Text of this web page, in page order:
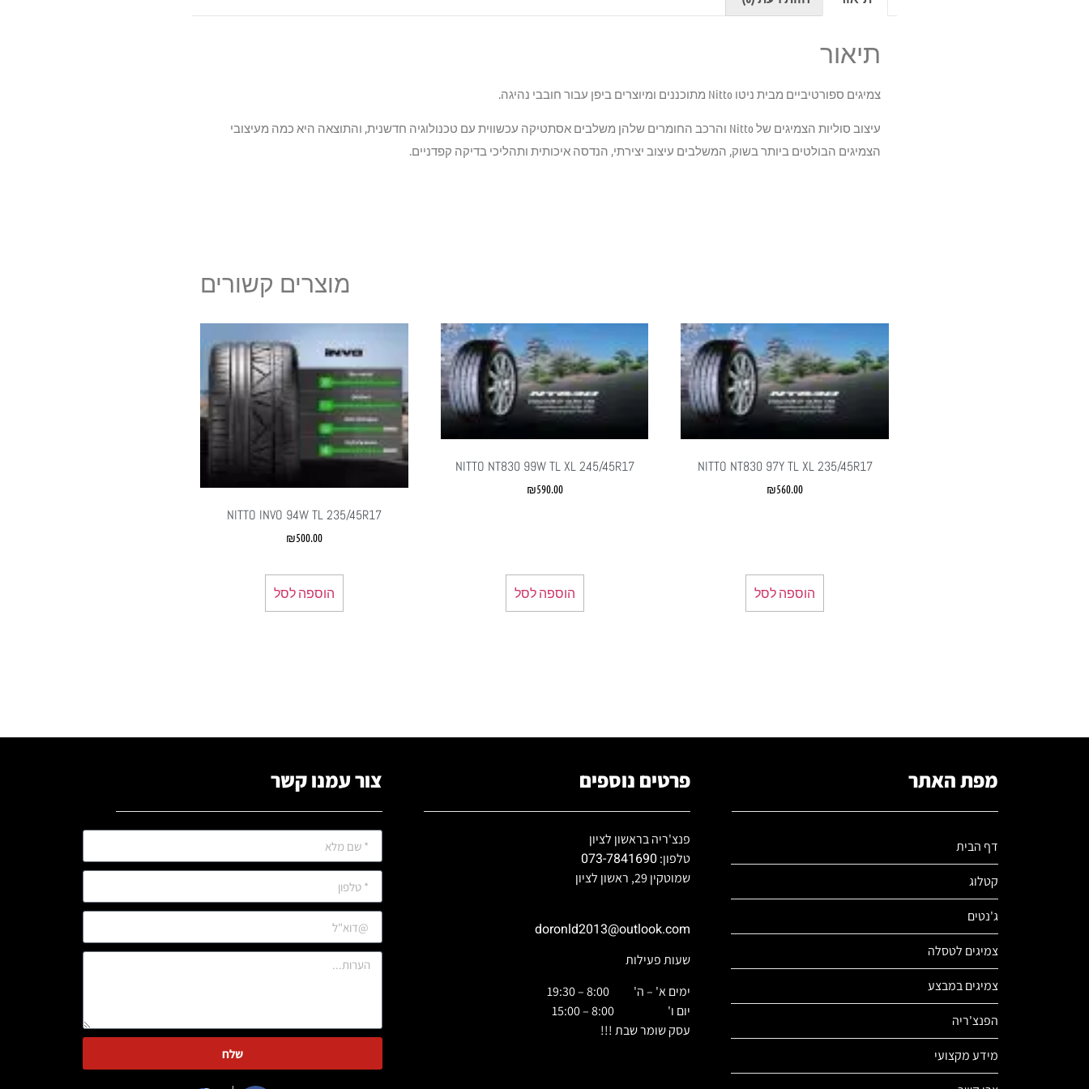
תיאור
צמיגים ספורטיביים מבית ניטו Nitto מתוכננים ומיוצרים ביפן עבור חובבי נהיגה.
עיצוב סוליות הצמיגים של Nitto והרכב החומרים שלהן משלבים אסתטיקה עכשווית עם טכנולוגיה חדשנית, והתוצאה היא כמה מעיצובי
הצמיגים הבולטים ביותר בשוק, המשלבים עיצוב יצירתי, הנדסה איכותית ותהליכי בדיקה קפדניים.
מוצרים קשורים
NITTO NT830 97Y TL XL 235/45R17
₪560.00
הוספה לסל
NITTO NT830 99W TL XL 245/45R17
₪590.00
הוספה לסל
NITTO INVO 94W TL 235/45R17
₪500.00
הוספה לסל
מפת האתר
דף הבית
קטלוג
ג'נטים
צמיגים לטסלה
צמיגים במבצע
הפנצ'ריה
מידע מקצועי
פרטים נוספים
פנצ'ריה בראשון לציון
טלפון:073-7841690
שמוטקין 29, ראשון לציון
doronld2013@outlook.com
שעות פעילות
ימים א' – ה' 8:00 – 19:30
יום ו' 8:00 – 15:00
עסק שומר שבת !!!
צור עמנו קשר
שלח